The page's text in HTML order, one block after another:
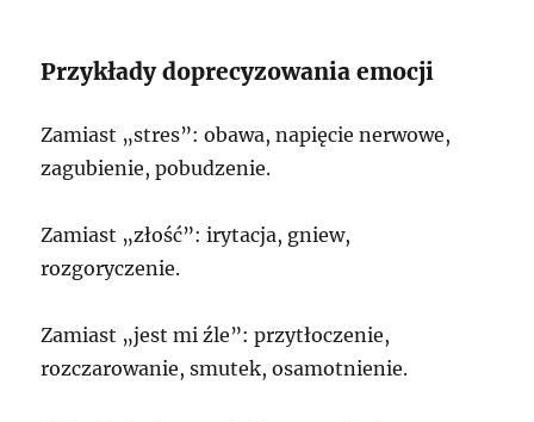
Przykłady doprecyzowania emocji
Zamiast „stres”: obawa, napięcie nerwowe,
zagubienie, pobudzenie.
Zamiast „złość”: irytacja, gniew,
rozgoryczenie.
Zamiast „jest mi źle”: przytłoczenie,
rozczarowanie, smutek, osamotnienie.